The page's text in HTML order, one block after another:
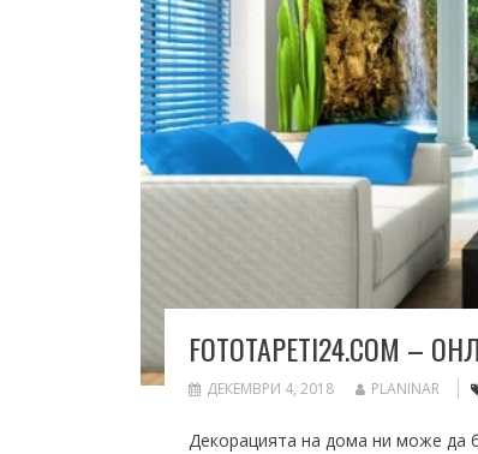
FOTOTAPETI24.COM –
ДЕКЕМВРИ 4, 2018 PLANINAR
Декорацията на дома ни може да